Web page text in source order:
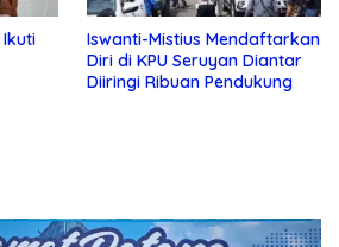
Iswanti-Mistius Mendaftarkan
Diri di KPU Seruyan Diantar
Diiringi Ribuan Pendukung